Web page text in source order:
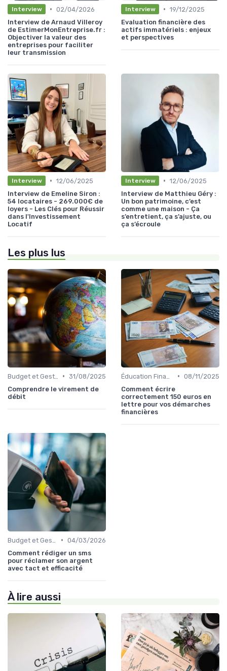
Interview • 02/04/2026
Interview de Arnaud Villeroy
de EstimerMonEntreprise.fr :
Objectiver la valeur des
entreprises pour faciliter
leur transmission
Interview • 19/12/2025
Evaluation financière des
actifs immatériels : enjeux
et perspectives
Interview • 12/06/2025
Interview de Emeline Siron :
54 locataires - 269.000€ de
loyers - Les Clés pour Réussir
dans l'Investissement
Locatif
Interview • 12/06/2025
Interview de Matthieu Géry :
Un bon patrimoine, c’est
comme une maison - Ça
s’entretient, ça s’ajuste, ou
ça s’écroule
Les plus lus
• 31/08/2025
Comprendre le virement de
débit
• 08/11/2025
Comment écrire
correctement 150 euros en
lettre pour vos démarches
financières
• 04/03/2026
Comment rédiger un sms
pour réclamer son argent
avec tact et efficacité
À lire aussi